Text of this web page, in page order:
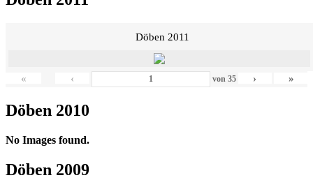
Döben 2011
« ‹ von 35 › »
Döben 2010
No Images found.
Döben 2009